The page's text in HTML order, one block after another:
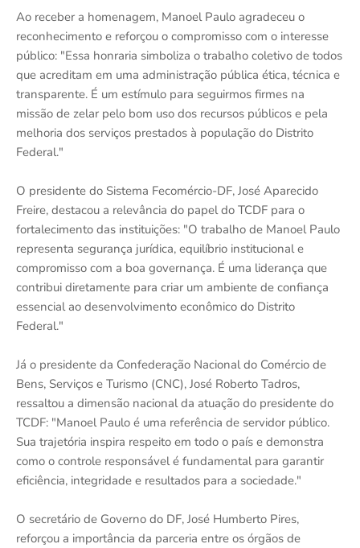
Ao receber a homenagem, Manoel Paulo agradeceu o
reconhecimento e reforçou o compromisso com o interesse
público: "Essa honraria simboliza o trabalho coletivo de todos
que acreditam em uma administração pública ética, técnica e
transparente. É um estímulo para seguirmos firmes na
missão de zelar pelo bom uso dos recursos públicos e pela
melhoria dos serviços prestados à população do Distrito
Federal."
O presidente do Sistema Fecomércio-DF, José Aparecido
Freire, destacou a relevância do papel do TCDF para o
fortalecimento das instituições: "O trabalho de Manoel Paulo
representa segurança jurídica, equilíbrio institucional e
compromisso com a boa governança. É uma liderança que
contribui diretamente para criar um ambiente de confiança
essencial ao desenvolvimento econômico do Distrito
Federal."
Já o presidente da Confederação Nacional do Comércio de
Bens, Serviços e Turismo (CNC), José Roberto Tadros,
ressaltou a dimensão nacional da atuação do presidente do
TCDF: "Manoel Paulo é uma referência de servidor público.
Sua trajetória inspira respeito em todo o país e demonstra
como o controle responsável é fundamental para garantir
eficiência, integridade e resultados para a sociedade."
O secretário de Governo do DF, José Humberto Pires,
reforçou a importância da parceria entre os órgãos de